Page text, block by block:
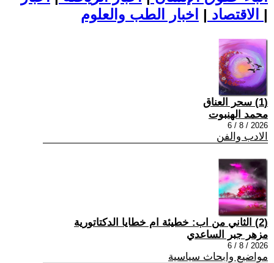
الاقتصاد | |
(1) سحر العناق
محمد الهنبوت
2026 / 8 / 6
الادب والفن
(2) الثاني من اب: خطيئة ام خطايا الدكتاتورية
مزهر جبر الساعدي
2026 / 8 / 6
مواضيع وابحاث سياسية